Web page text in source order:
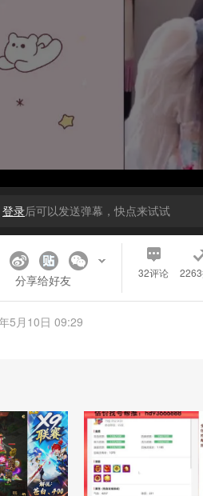
登录后可以发送弹幕，快点来试试
分享给好友 32评论
5月10日 09:29